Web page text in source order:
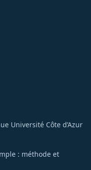
Université Côte d’Azur
: méthode et